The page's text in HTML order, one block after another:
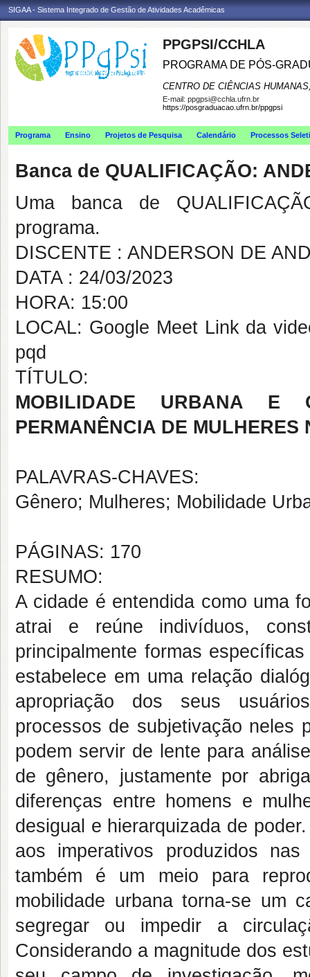
SIGAA - Sistema Integrado de Gestão de Atividades Acadêmicas
PPGPSI/CCHLA
PROGRAMA DE PÓS-
CENTRO DE CIÊNCIAS
E-mail: ppgpsi@cchla.ufrn.br
https://posgraduacao.ufrn.br/ppgpsi
Programa Ensino Projetos de Pesquisa Calendário Processos
Banca de QUALIFICAÇÃO:
Uma banca de
programa.
DISCENTE : ANDERSON DE
DATA : 24/03/2023
HORA: 15:00
LOCAL: Google Meet Link da
pqd
TÍTULO:
MOBILIDADE URBANA E
PERMANÊNCIA DE MULHERES
PALAVRAS-CHAVES:
Gênero; Mulheres; Mobilidade
PÁGINAS: 170
RESUMO:
A cidade é entendida como uma
atrai e reúne indivíduos,
principalmente formas
estabelece em uma relação
apropriação dos seus
processos de subjetivação neles
podem servir de lente para
de gênero, justamente por
diferenças entre homens e
desigual e hierarquizada de
aos imperativos produzidos
também é um meio para
mobilidade urbana torna-se um
segregar ou impedir a
Considerando a magnitude dos